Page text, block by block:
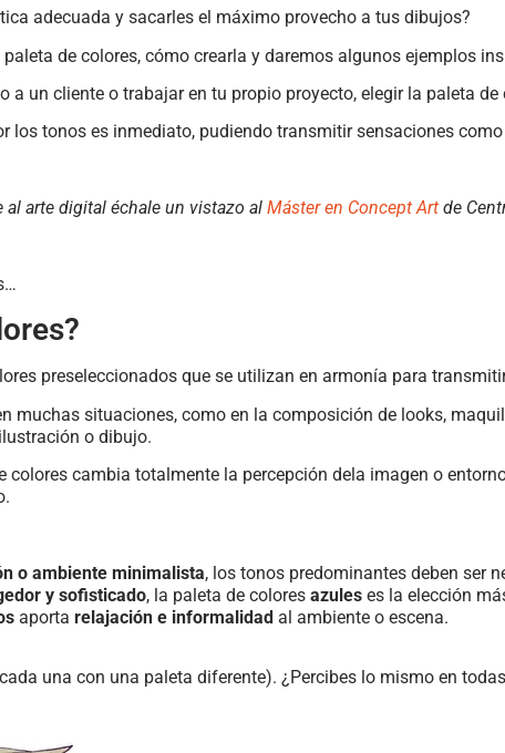
adecuada y sacarles el máximo provecho a tus dibujos?
de colores, cómo crearla y daremos algunos ejemplos
a un cliente o trabajar en tu propio proyecto, elegir la paleta
los tonos es inmediato, pudiendo transmitir sensaciones
al arte digital échale un vistazo al Máster en Concept Art de
preseleccionados que se utilizan en armonía para
muchas situaciones, como en la composición de looks,
o dibujo.
colores cambia totalmente la percepción dela imagen o
o ambiente minimalista, los tonos predominantes deben ser
y sofisticado, la paleta de colores azules es la elección
aporta relajación e informalidad al ambiente o escena.
una con una paleta diferente). ¿Percibes lo mismo en